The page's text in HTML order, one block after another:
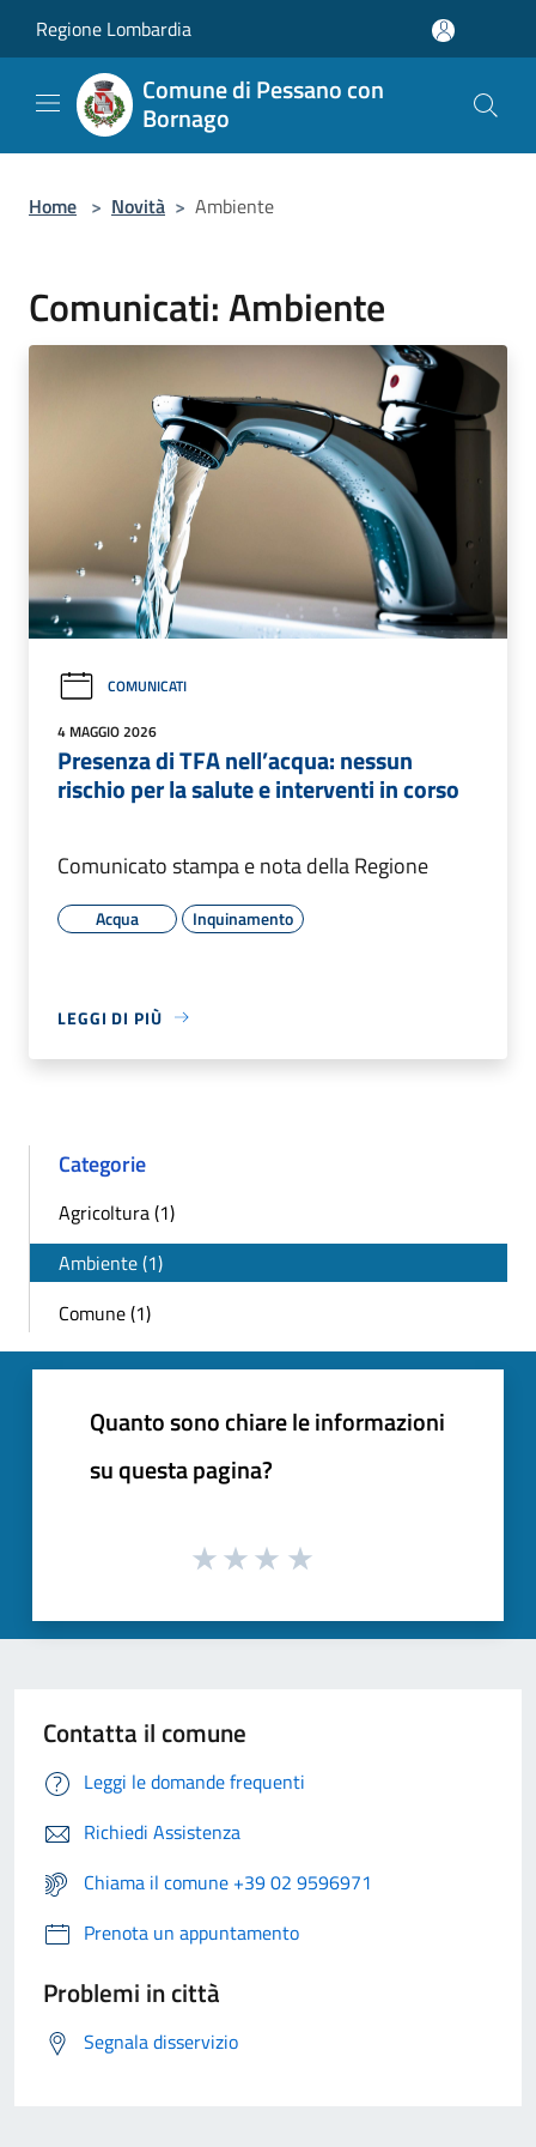
Regione Lombardia
Comune di Pessano con
Bornago
Home > Novità > Ambiente
Comunicati: Ambiente
COMUNICATI
4 MAGGIO 2026
Presenza di TFA nell’acqua: nessun
rischio per la salute e interventi in corso
Comunicato stampa e nota della Regione
Acqua Inquinamento
LEGGI DI PIÙ
Categorie
Agricoltura (1)
Ambiente (1)
Comune (1)
Quanto sono chiare le informazioni
su questa pagina?
Contatta il comune
Leggi le domande frequenti
Richiedi Assistenza
Chiama il comune +39 02 9596971
Prenota un appuntamento
Problemi in città
Segnala disservizio